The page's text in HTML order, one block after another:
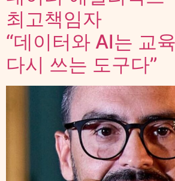
최고책임자
“데이터와 AI는 교
다시 쓰는 도구다”